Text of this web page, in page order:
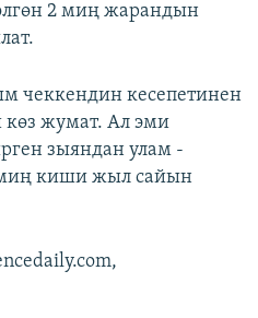
2 миң жарандын
кесепетинен
жумат. Ал эми
зыяндан улам -
киши жыл сайын